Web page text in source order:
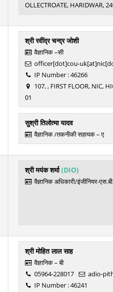
OLLECTROATE, HARIDWAR,
श्री रवींद्र चन्द्र जोशी
वैज्ञानिक –सी
officer[dot]cou-
IP Number : 46266
107, , FIRST FLOOR, NIC,
01
सुश्री तिलोत्मा यादव
वैज्ञानिक /तकनीकी सहायक – ए
श्री मयंक शर्मा(DIO)
वैज्ञानिक अधिकारी/इंजीनियर-
श्री मोहित लाल साह
वैज्ञानिक – बी
05964-228017
adio-
IP Number : 46241